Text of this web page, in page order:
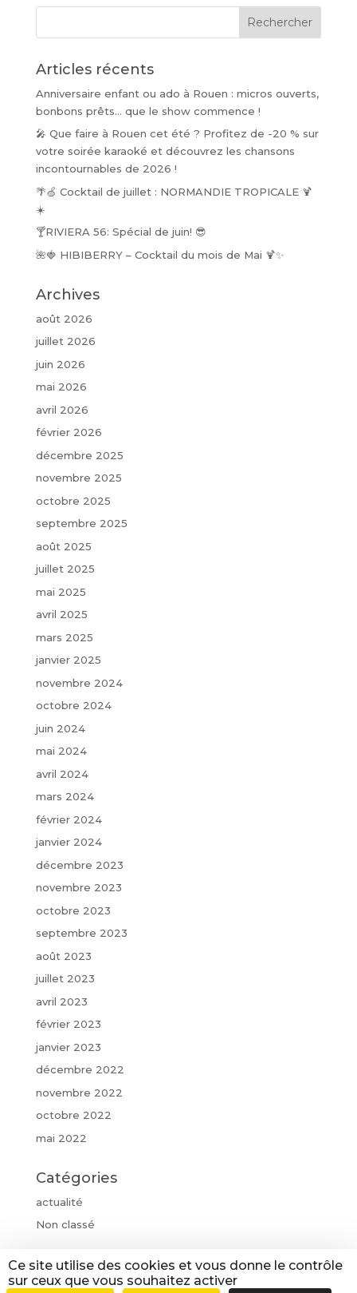
Articles récents
Anniversaire enfant ou ado à Rouen : micros ouverts,
bonbons prêts… que le show commence !
🎤 Que faire à Rouen cet été ? Profitez de -20 % sur
votre soirée karaoké et découvrez les chansons
incontournables de 2026 !
🌴🍏 Cocktail de juillet : NORMANDIE TROPICALE 🍹
☀️
🍸RIVIERA 56: Spécial de juin! 😎
🌺🍓 HIBIBERRY – Cocktail du mois de Mai 🍹✨
Archives
août 2026
juillet 2026
juin 2026
mai 2026
avril 2026
février 2026
décembre 2025
novembre 2025
octobre 2025
septembre 2025
août 2025
juillet 2025
mai 2025
avril 2025
mars 2025
janvier 2025
novembre 2024
octobre 2024
juin 2024
mai 2024
avril 2024
mars 2024
février 2024
janvier 2024
décembre 2023
novembre 2023
octobre 2023
septembre 2023
août 2023
juillet 2023
avril 2023
février 2023
janvier 2023
décembre 2022
novembre 2022
octobre 2022
mai 2022
Catégories
actualité
Non classé
Ce site utilise des cookies et vous donne le contrôle
sur ceux que vous souhaitez activer